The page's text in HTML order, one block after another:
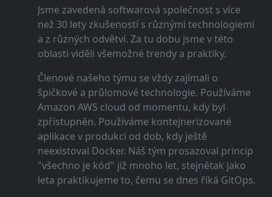
Jsme zavedená softwarová společnost s více
než 30 lety zkušeností s různými technologiemi
a z různých odvětví. Za tu dobu jsme v této
oblasti viděli všemožné trendy a praktiky.
Členové našeho týmu se vždy zajímali o
špičkové a průlomové technologie. Používáme
Amazon AWS cloud od momentu, kdy byl
zpřístupněn. Používáme kontejnerizované
aplikace v produkci od dob, kdy ještě
neexistoval Docker. Náš tým prosazoval princip
"všechno je kód" již mnoho let, stejnětak jako
leta praktikujeme to, čemu se dnes říká GitOps.